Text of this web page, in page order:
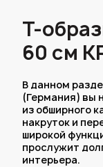
Т-
60 см
В данном
(Германия) вы
из обширного
накруток и
широкой
прослужит
интерьера.